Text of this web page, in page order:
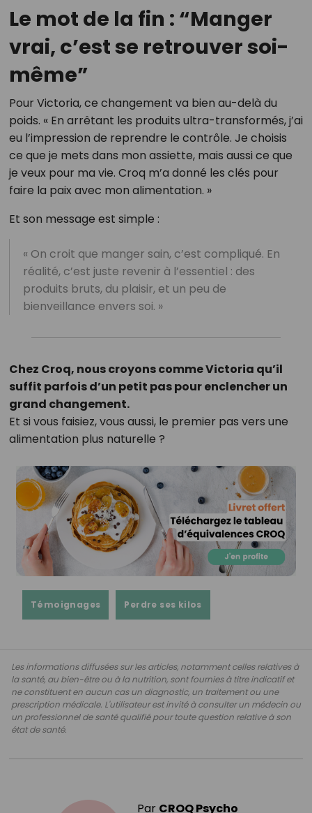
Le mot de la fin : “Manger
vrai, c’est se retrouver soi-
même”
Pour Victoria, ce changement va bien au-delà du
poids. « En arrêtant les produits ultra-transformés, j’ai
eu l’impression de reprendre le contrôle. Je choisis
ce que je mets dans mon assiette, mais aussi ce que
je veux pour ma vie. Croq m’a donné les clés pour
faire la paix avec mon alimentation. »
Et son message est simple :
« On croit que manger sain, c’est compliqué. En
réalité, c’est juste revenir à l’essentiel : des
produits bruts, du plaisir, et un peu de
bienveillance envers soi. »
Chez Croq, nous croyons comme Victoria qu’il
suffit parfois d’un petit pas pour enclencher un
grand changement.
Et si vous faisiez, vous aussi, le premier pas vers une
alimentation plus naturelle ?
Témoignages Perdre ses kilos
Les informations diffusées sur les articles, notamment celles relatives à
la santé, au bien-être ou à la nutrition, sont fournies à titre indicatif et
ne constituent en aucun cas un diagnostic, un traitement ou une
prescription médicale. L'utilisateur est invité à consulter un médecin ou
un professionnel de santé qualifié pour toute question relative à son
état de santé.
Par CROQ Psycho